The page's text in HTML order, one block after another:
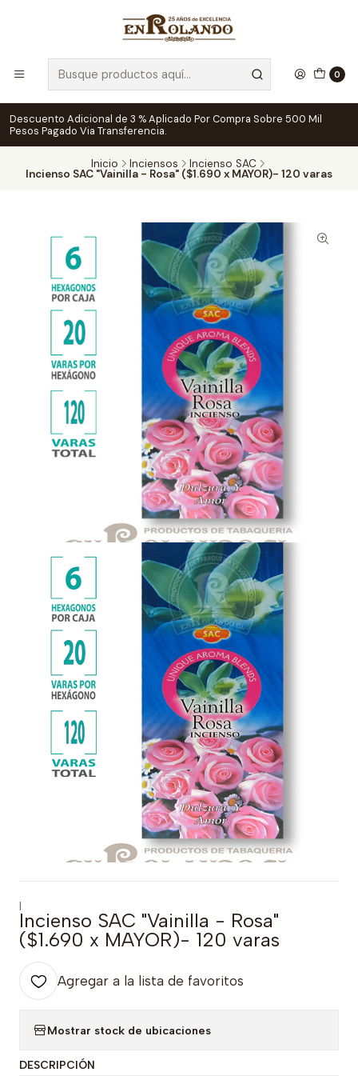
0
Descuento Adicional de 3 % Aplicado Por Compra Sobre 500 Mil
Pesos Pagado Via Transferencia.
Inicio Inciensos Incienso SAC
Incienso SAC "Vainilla - Rosa" ($1.690 x MAYOR)- 120 varas
|
Incienso SAC "Vainilla - Rosa"
($1.690 x MAYOR)- 120 varas
Agregar a la lista de favoritos
Mostrar stock de ubicaciones
DESCRIPCIÓN